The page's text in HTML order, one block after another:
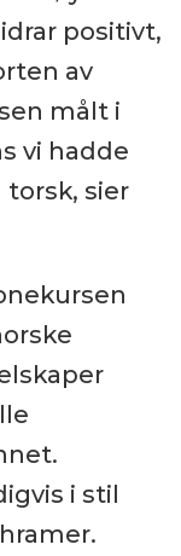
positivt,
av
målt i
vi hadde
torsk, sier
i stil